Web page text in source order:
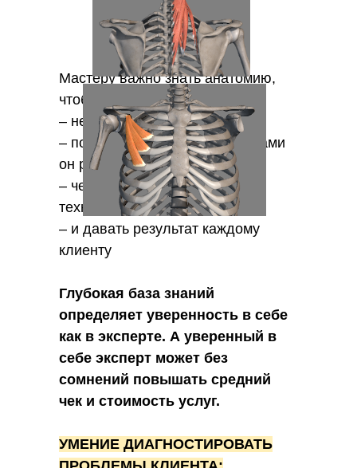
Мастеру важно знать анатомию,
чтобы:
– не навредить клиенту
– понимать, с какими структурами
он работает
– четко понимать, кому какая
техника подойдет
– и давать результат каждому
клиенту
Глубокая база знаний
определяет уверенность в себе
как в эксперте. А уверенный в
себе эксперт может без
сомнений повышать средний
чек и стоимость услуг.
УМЕНИЕ ДИАГНОСТИРОВАТЬ